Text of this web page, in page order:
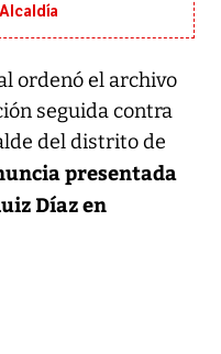
ordenó el archivo
seguida contra
del distrito de
presentada
Díaz en